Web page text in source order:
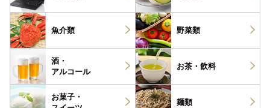
魚介類 野菜類
酒・
アルコール
お茶・ 飲料
お菓子・
麺類